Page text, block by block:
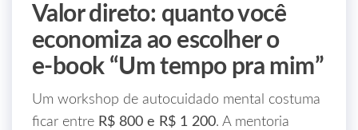
Valor direto: quanto você
economiza ao escolher o
e‑book “Um tempo pra mim”
Um workshop de autocuidado mental costuma
ficar entre R$ 800 e R$ 1 200. A mentoria